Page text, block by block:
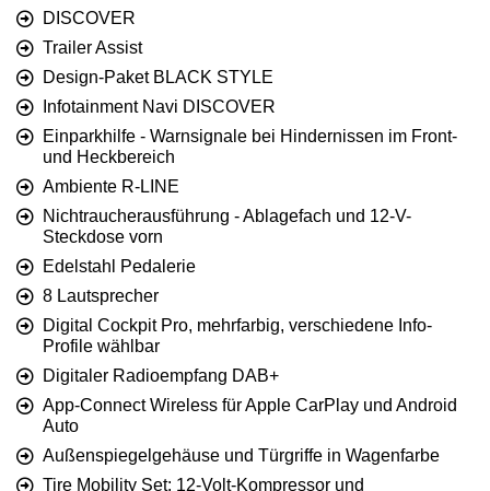
DISCOVER
Trailer Assist
Design-Paket BLACK STYLE
Infotainment Navi DISCOVER
Einparkhilfe - Warnsignale bei Hindernissen im Front-
und Heckbereich
Ambiente R-LINE
Nichtraucherausführung - Ablagefach und 12-V-
Steckdose vorn
Edelstahl Pedalerie
8 Lautsprecher
Digital Cockpit Pro, mehrfarbig, verschiedene Info-
Profile wählbar
Digitaler Radioempfang DAB+
App-Connect Wireless für Apple CarPlay und Android
Auto
Außenspiegelgehäuse und Türgriffe in Wagenfarbe
Tire Mobility Set: 12-Volt-Kompressor und